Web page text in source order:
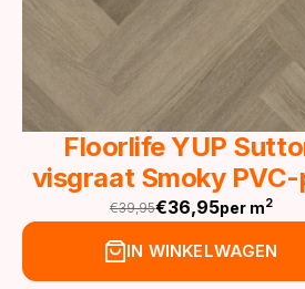
Floorlife YUP
visgraat Smoky
€39,95
Oorspronkelijke
prijs
€36,95
Huidige
prijs
per m2
IN WINKELWAGEN